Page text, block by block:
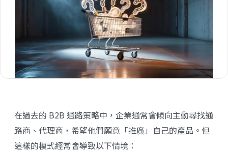
在過去的 B2B 通路策略中，企業通常會傾向主動尋找通
路商、代理商，希望他們願意「推廣」自己的產品。但
這樣的模式經常會導致以下情境：